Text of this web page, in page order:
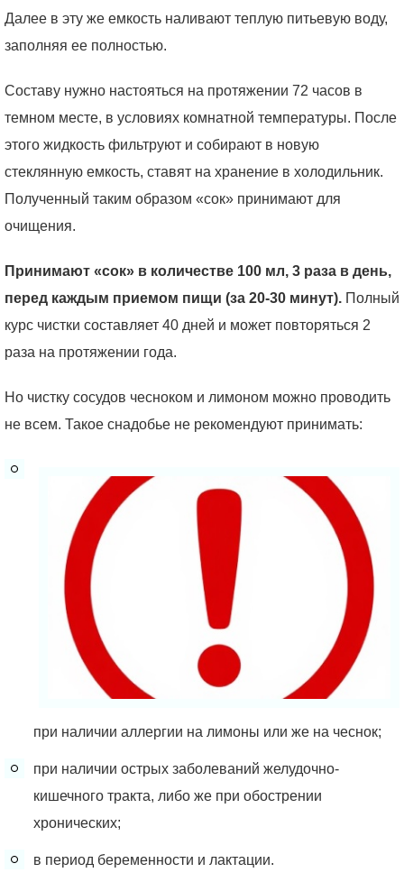
Далее в эту же емкость наливают теплую питьевую воду,
заполняя ее полностью.
Составу нужно настояться на протяжении 72 часов в
темном месте, в условиях комнатной температуры. После
этого жидкость фильтруют и собирают в новую
стеклянную емкость, ставят на хранение в холодильник.
Полученный таким образом «сок» принимают для
очищения.
Принимают «сок» в количестве 100 мл, 3 раза в день,
перед каждым приемом пищи (за 20-30 минут). Полный
курс чистки составляет 40 дней и может повторяться 2
раза на протяжении года.
Но чистку сосудов чесноком и лимоном можно проводить
не всем. Такое снадобье не рекомендуют принимать:
при наличии аллергии на лимоны или же на чеснок;
при наличии острых заболеваний желудочно-
кишечного тракта, либо же при обострении
хронических;
в период беременности и лактации.